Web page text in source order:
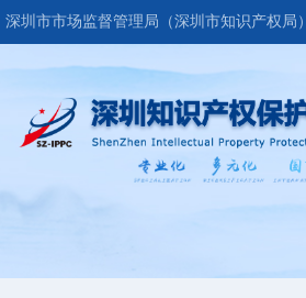
深圳市市场监督管理局（深圳市知识产权局）